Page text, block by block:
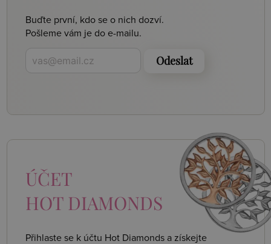
Buďte první, kdo se o nich dozví.
Pošleme vám je do e-mailu.
Odeslat
ÚČET
HOT DIAMONDS
Přihlaste se k účtu Hot Diamonds a získejte